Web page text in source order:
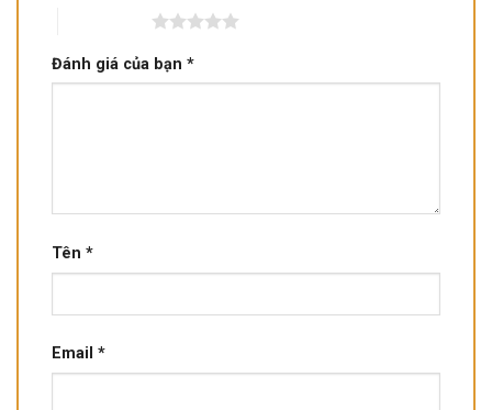
Đánh giá của bạn *
Tên *
Email *